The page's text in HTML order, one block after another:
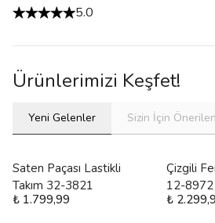
5.0
Ürünlerimizi Keşfet!
Yeni Gelenler Sizin İçin
Saten Paçası Lastikli
Takım 32-3821
₺ 1.799,99
Çizgili
12-8972
₺